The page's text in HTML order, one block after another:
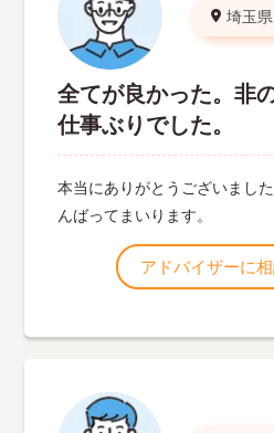
埼玉県
全てが良かった。非
仕事ぶりでした。
本当にありがとうございまし
んばってまいります。
アドバイザーに